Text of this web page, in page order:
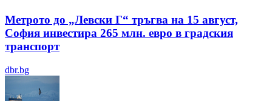
Метрото до „Левски Г“ тръгва на 15 август,
София инвестира 265 млн. евро в градския
транспорт
dbr.bg